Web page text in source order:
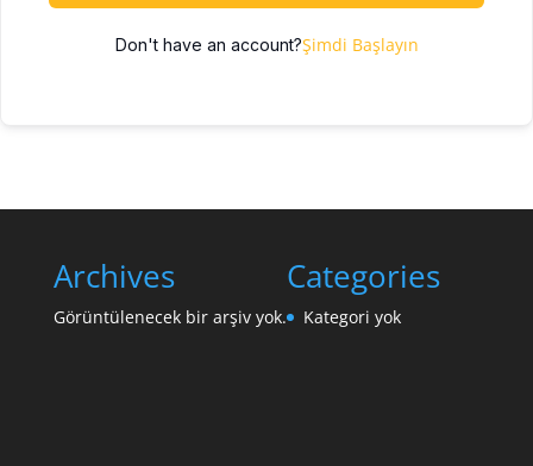
Don't have an account?Şimdi Başlayın
Archives
Görüntülenecek bir arşiv yok.
Categories
Kategori yok